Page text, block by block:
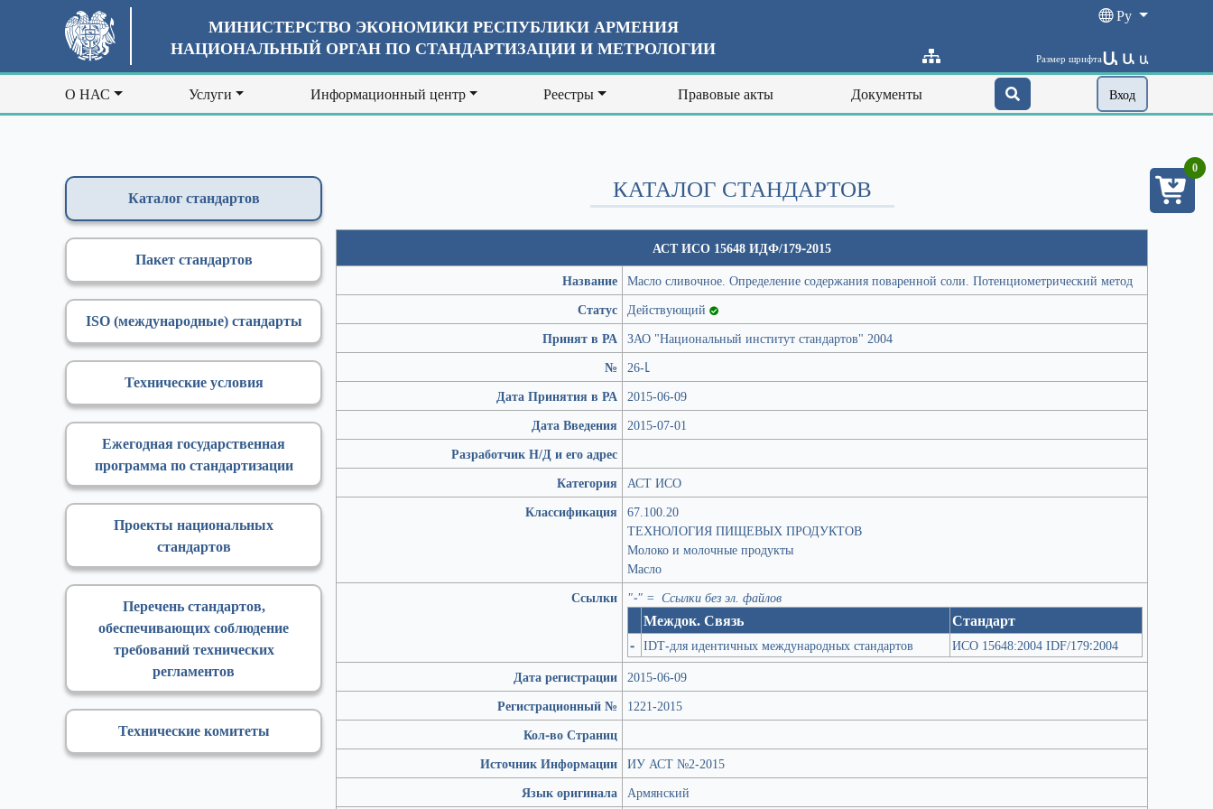
МИНИСТЕРСТВО ЭКОНОМИКИ РЕСПУБЛИКИ АРМЕНИЯ
НАЦИОНАЛЬНЫЙ ОРГАН ПО СТАНДАРТИЗАЦИИ И МЕТРОЛОГИИ
Ру
Размер шрифтаԱ Ա Ա
О НАС Услуги Информационный центр Реестры Правовые акты Документы Вход
Каталог стандартов
Пакет стандартов
ISO (международные) стандарты
Технические условия
Ежегодная государственная
программа по стандартизации
Проекты национальных
стандартов
Перечень стандартов,
обеспечивающих соблюдение
требований технических
регламентов
Технические комитеты
КАТАЛОГ СТАНДАРТОВ
АСТ ИСО 15648 ИДФ/179-2015
Название Масло сливочное. Определение содержания поваренной соли. Потенциометрический метод
Статус Действующий
Принят в РА ЗАО "Национальный институт стандартов" 2004
№
26-Լ
Дата Принятия в РА 2015-06-09
Дата Введения
2015-07-01
Разработчик Н/Д и его адрес
Категория
АСТ ИСО
Классификация
67.100.20
ТЕХНОЛОГИЯ ПИЩЕВЫХ ПРОДУКТОВ
Молоко и молочные продукты
Масло
Ссылки
"-" = Ссылки без эл. файлов
Междок. Связь Стандарт
- IDT-для идентичных международных стандартов
ИСО 15648:2004 IDF/179։2004
Дата регистрации 2015-06-09
Регистрационный №
1221-2015
Кол-во Страниц
Источник Информации ИУ АСТ №2-2015
Язык оригинала Армянский
0